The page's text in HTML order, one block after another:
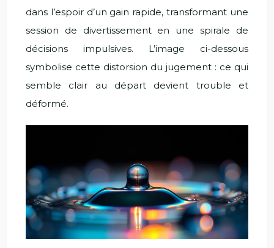
dans l’espoir d’un gain rapide, transformant une
session de divertissement en une spirale de
décisions impulsives. L’image ci-dessous
symbolise cette distorsion du jugement : ce qui
semble clair au départ devient trouble et
déformé.